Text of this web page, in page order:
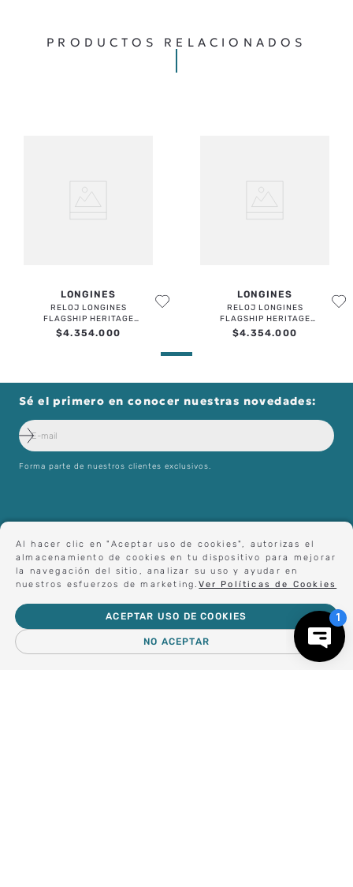
Al hacer clic en "Aceptar uso de cookies", autorizas el
almacenamiento de cookies en tu dispositivo para mejorar
la navegación del sitio, analizar su uso y ayudar en
nuestros esfuerzos de marketing.Ver Políticas de Cookies
NO ACEPTAR
ACEPTAR USO DE COOKIES
PRODUCTOS RELACIONADOS
LONGINES
RELOJ LONGINES
FLAGSHIP HERITAGE
MOONPHASE
$4.354.000
LONGINES
RELOJ LONGINES
FLAGSHIP HERITAGE
MOONPHASE
$4.354.000
Sé el primero en conocer nuestras novedades:
Forma parte de nuestros clientes exclusivos.